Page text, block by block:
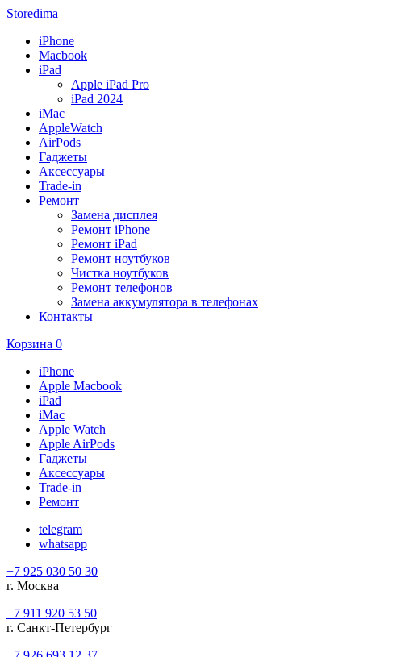
Storedima
iPhone
Macbook
iPad
Apple iPad Pro
iPad 2024
iMac
AppleWatch
AirPods
Гаджеты
Аксессуары
Trade-in
Ремонт
Замена дисплея
Ремонт iPhone
Ремонт iPad
Ремонт ноутбуков
Чистка ноутбуков
Ремонт телефонов
Замена аккумулятора в телефонах
Контакты
Корзина 0
iPhone
Apple Macbook
iPad
iMac
Apple Watch
Apple AirPods
Гаджеты
Аксессуары
Trade-in
Ремонт
telegram
whatsapp
+7 925 030 50 30
г. Москва
+7 911 920 53 50
г. Санкт-Петербург